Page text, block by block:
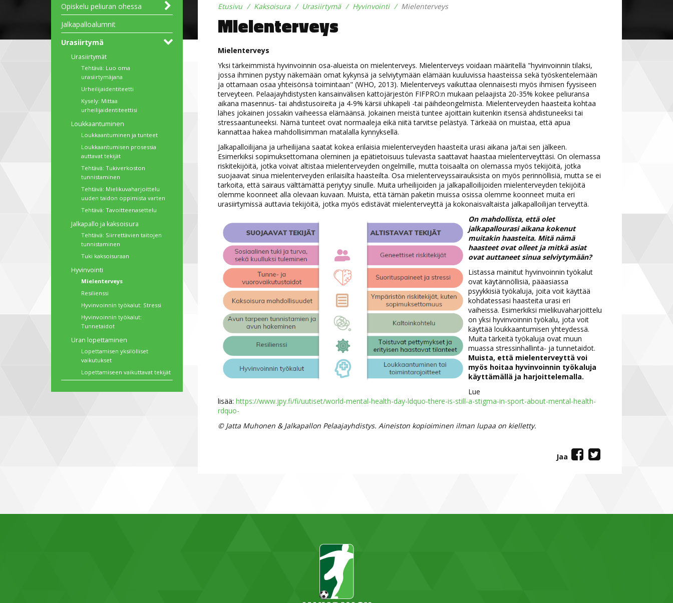
Opiskelu peliuran ohessa
Liikunnanohjauksen
perustutkinto
ammattiurheilijoille
UEFA B Huippupelaajille
Haaga-Helia - Jalkapalloilijan
opintopolku
Jalkapalloalumnit
Urasiirtymä
Urasiirtymät
Tehtävä: Luo oma
urasiirtymäjana
Urheilijaidentiteetti
Kysely: Mittaa
urheilijaidentiteettisi
Loukkaantuminen
Loukkaantuminen ja tunteet
Loukkaantumisen prosessia
auttavat tekijät
Tehtävä: Tukiverkoston
tunnistaminen
Tehtävä: Mielikuvaharjoittelu
uuden taidon oppimista varten
Tehtävä: Tavoitteenasettelu
Jalkapallo ja kaksoisura
Tehtävä: Siirrettävien taitojen
tunnistaminen
Tuki kaksoisuraan
Hyvinvointi
Mielenterveys
Resilienssi
Hyvinvoinnin työkalut: Stressi
Hyvinvoinnin työkalut:
Tunnetaidot
Uran lopettaminen
Lopettamisen yksilölliset
vaikutukset
Lopettamiseen vaikuttavat tekijät
Etusivu Kaksoisura Urasiirtymä Hyvinvointi Mielenterveys
Mielenterveys
Mielenterveys
Yksi tärkeimmistä hyvinvoinnin osa-alueista on mielenterveys. Mielenterveys voidaan määritellä "hyvinvoinnin tilaksi,
jossa ihminen pystyy näkemään omat kykynsä ja selviytymään elämään kuuluvissa haasteissa sekä työskentelemään
ja ottamaan osaa yhteisönsä toimintaan" (WHO, 2013). Mielenterveys vaikuttaa olennaisesti myös ihmisen fyysiseen
terveyteen. Pelaajayhdistysten kansainvälisen kattojärjestön FIFPRO:n mukaan pelaajista 20-35% kokee peliuransa
aikana masennus- tai ahdistusoireita ja 4-9% kärsii uhkapeli -tai päihdeongelmista. Mielenterveyden haasteita kohtaa
lähes jokainen jossakin vaiheessa elämäänsä. Jokainen meistä tuntee ajoittain kuitenkin itsensä ahdistuneeksi tai
stressaantuneeksi. Nämä tunteet ovat normaaleja eikä niitä tarvitse pelästyä. Tärkeää on muistaa, että apua
kannattaa hakea mahdollisimman matalalla kynnyksellä.
Jalkapalloilijana ja urheilijana saatat kokea erilaisia mielenterveyden haasteita urasi aikana ja/tai sen jälkeen.
Esimerkiksi sopimuksettomana oleminen ja epätietoisuus tulevasta saattavat haastaa mielenterveyttäsi. On olemassa
riskitekijöitä, jotka voivat altistaa mielenterveyden ongelmille, mutta toisaalta on olemassa myös tekijöitä, jotka
suojaavat sinua mielenterveyden erilaisilta haasteilta. Osa mielenterveyssairauksista on myös perinnöllisiä, mutta se ei
tarkoita, että sairaus välttämättä periytyy sinulle. Muita urheilijoiden ja jalkapalloilijoiden mielenterveyden tekijöitä
olemme koonneet alla olevaan kuvaan. Muista, että tämän paketin muissa osissa olemme koonneet muita eri
urasiirtymissä auttavia tekijöitä, jotka myös edistävät mielenterveyttä ja kokonaisvaltaista jalkapalloilijan terveyttä.
On mahdollista, että olet
jalkapallourasi aikana kokenut
muitakin haasteita. Mitä nämä
haasteet ovat olleet ja mitkä asiat
ovat auttaneet sinua selviytymään?
Listassa mainitut hyvinvoinnin työkalut
ovat käytännöllisiä, pääasiassa
psyykkisiä työkaluja, joita voit käyttää
kohdatessasi haasteita urasi eri
vaiheissa. Esimerkiksi mielikuvaharjoittelu
on yksi hyvinvoinnin työkalu, jota voit
käyttää loukkaantumisen yhteydessä.
Muita tärkeitä työkaluja ovat muun
muassa stressinhallinta- ja tunnetaidot.
Muista, että mielenterveyttä voi
myös hoitaa hyvinvoinnin työkaluja
käyttämällä ja harjoittelemalla.
Lue
lisää: https://www.jpy.fi/fi/uutiset/world-mental-health-day-ldquo-there-is-still-a-stigma-in-sport-about-mental-health-
rdquo-
© Jatta Muhonen & Jalkapallon Pelaajayhdistys. Aineiston kopioiminen ilman lupaa on kielletty.
Jaa